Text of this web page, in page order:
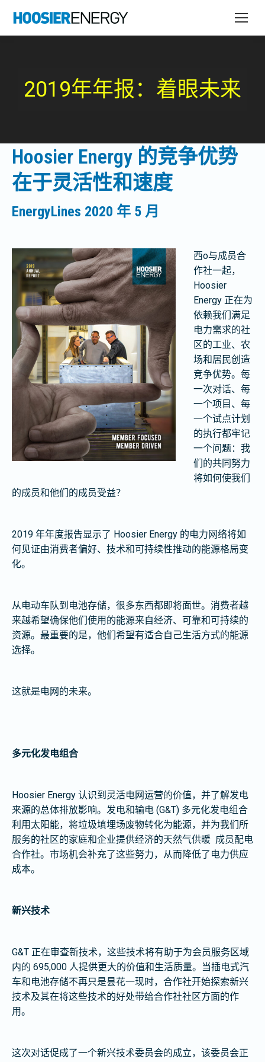
2019年年报：着眼未来
Hoosier Energy 的竞争优势
在于灵活性和速度
EnergyLines 2020 年 5 月
西o与成员合
作社一起，
Hoosier
Energy 正在为
依赖我们满足
电力需求的社
区的工业、农
场和居民创造
竞争优势。每
一次对话、每
一个项目、每
一个试点计划
的执行都牢记
一个问题：我
们的共同努力
将如何使我们
的成员和他们的成员受益？
2019 年年度报告显示了 Hoosier Energy 的电力网络将如
何见证由消费者偏好、技术和可持续性推动的能源格局变
化。
从电动车队到电池存储，很多东西都即将面世。消费者越
来越希望确保他们使用的能源来自经济、可靠和可持续的
资源。最重要的是，他们希望有适合自己生活方式的能源
选择。
这就是电网的未来。
多元化发电组合
Hoosier Energy 认识到灵活电网运营的价值，并了解发电
来源的总体排放影响。发电和输电 (G&T) 多元化发电组合
利用太阳能，将垃圾填埋场废物转化为能源，并为我们所
服务的社区的家庭和企业提供经济的天然气供暖 成员配电
合作社。市场机会补充了这些努力，从而降低了电力供应
成本。
新兴技术
G&T 正在审查新技术，这些技术将有助于为会员服务区域
内的 695,000 人提供更大的价值和生活质量。当插电式汽
车和电池存储不再只是昙花一现时，合作社开始探索新兴
技术及其在将这些技术的好处带给合作社社区方面的作
用。
这次对话促成了一个新兴技术委员会的成立，该委员会正